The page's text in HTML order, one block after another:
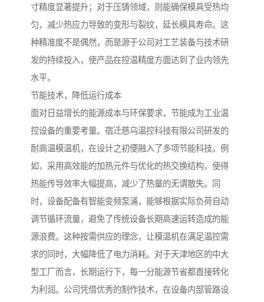
寸精度显著提升；对于压铸领域，则能确保模具受热均
匀，减少热应力导致的变形与裂纹，延长模具寿命。这
种精准度不是偶然，而是源于公司对工艺装备与技术研
发的持续投入，使产品在控温精度方面达到了业内领先
水平。
节能技术，降低运行成本
面对日益增长的能源成本与环保要求，节能成为工业温
控设备的重要考量。宿迁慈乌温控科技有限公司研发的
耐高温模温机，在设计之初便融入了多项节能科技。例
如，采用高效能的加热元件与优化的热交换结构，使得
热能传导效率大幅提高，减少了热量的无谓散失。同
时，设备配备有智能变频泵浦，能够根据实际负荷自动
调节循环流量，避免了传统设备长期高速运转造成的能
源浪费。这种按需供应的理念，让模温机在满足温控需
求的同时，大幅降低了电力消耗。对于天津地区的中大
型工厂而言，长期运行下，每一分能源节省都直接转化
为利润。公司凭借优秀的制作技术，在设备内部管路设